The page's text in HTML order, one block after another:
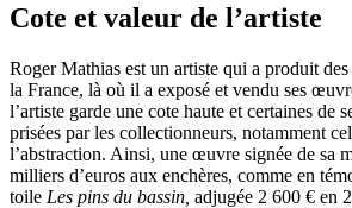
Cote et valeur de l’artiste
Roger Mathias est un artiste qui a produit
la France, là où il a exposé et vendu ses
l’artiste garde une cote haute et certaines de
prisées par les collectionneurs, notamment
l’abstraction. Ainsi, une œuvre signée de sa
milliers d’euros aux enchères, comme en
toile Les pins du bassin, adjugée 2 600 € en